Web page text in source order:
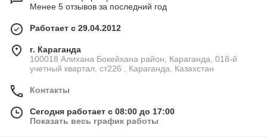
Менее 5 отзывов за последний год
Работает с 29.04.2012
г. Караганда
100018 Алихана Бокейхана район, Караганда, 018-й
учетный квартал, ст226 , Караганда, Казахстан
Контакты
Сегодня работает с 08:00 до 17:00
Показать весь график работы